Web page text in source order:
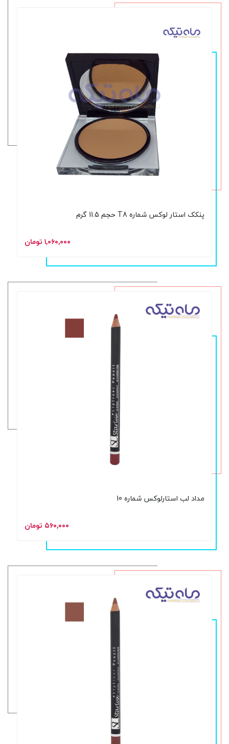
پنکک استار لوکس شماره T8 حجم 11.5 گرم
۱,۰۶۰,۰۰۰ تومان
مداد لب استارلوکس شماره 10
۵۶۰,۰۰۰ تومان